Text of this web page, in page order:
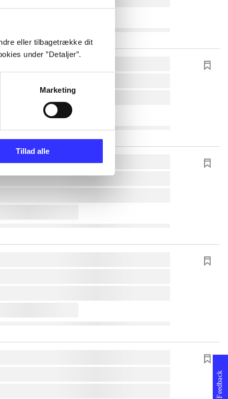
eller tilbagetrække dit
under ”Detaljer”.
Marketing
Tillad alle
Feedback